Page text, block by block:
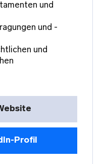
und
und -
und
Profil